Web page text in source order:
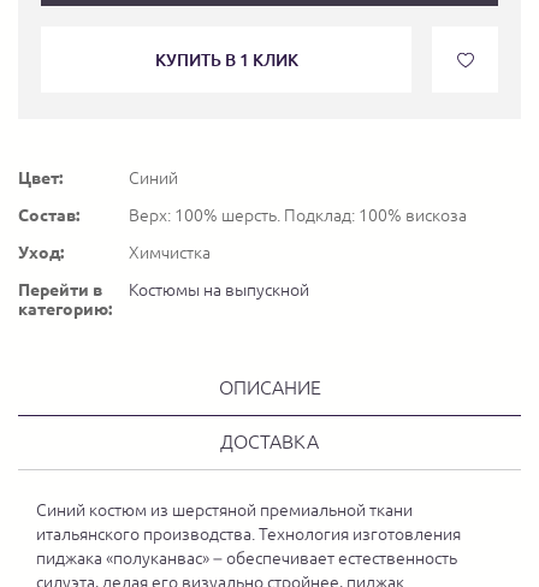
КУПИТЬ В 1 КЛИК
Цвет:
Синий
Состав:
Верх: 100% шерсть. Подклад: 100% вискоза
Уход:
Химчистка
Перейти в
категорию:
Костюмы на выпускной
ОПИСАНИЕ
ДОСТАВКА
Синий костюм из шерстяной премиальной ткани
итальянского производства. Технология изготовления
пиджака «полуканвас» – обеспечивает естественность
силуэта, делая его визуально стройнее, пиджак